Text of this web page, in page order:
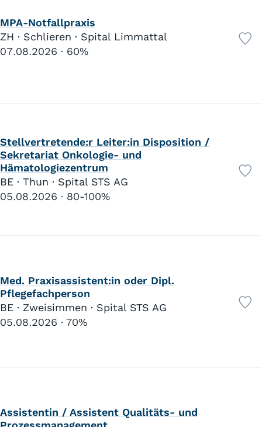
MPA-Notfallpraxis
ZH · Schlieren · Spital Limmattal
07.08.2026
60%
Stellvertretende:r Leiter:in Disposition /
Sekretariat Onkologie- und
Hämatologiezentrum
BE · Thun · Spital STS AG
05.08.2026
80-100%
Med. Praxisassistent:in oder Dipl.
Pflegefachperson
BE · Zweisimmen · Spital STS AG
05.08.2026
70%
Assistentin / Assistent Qualitäts- und